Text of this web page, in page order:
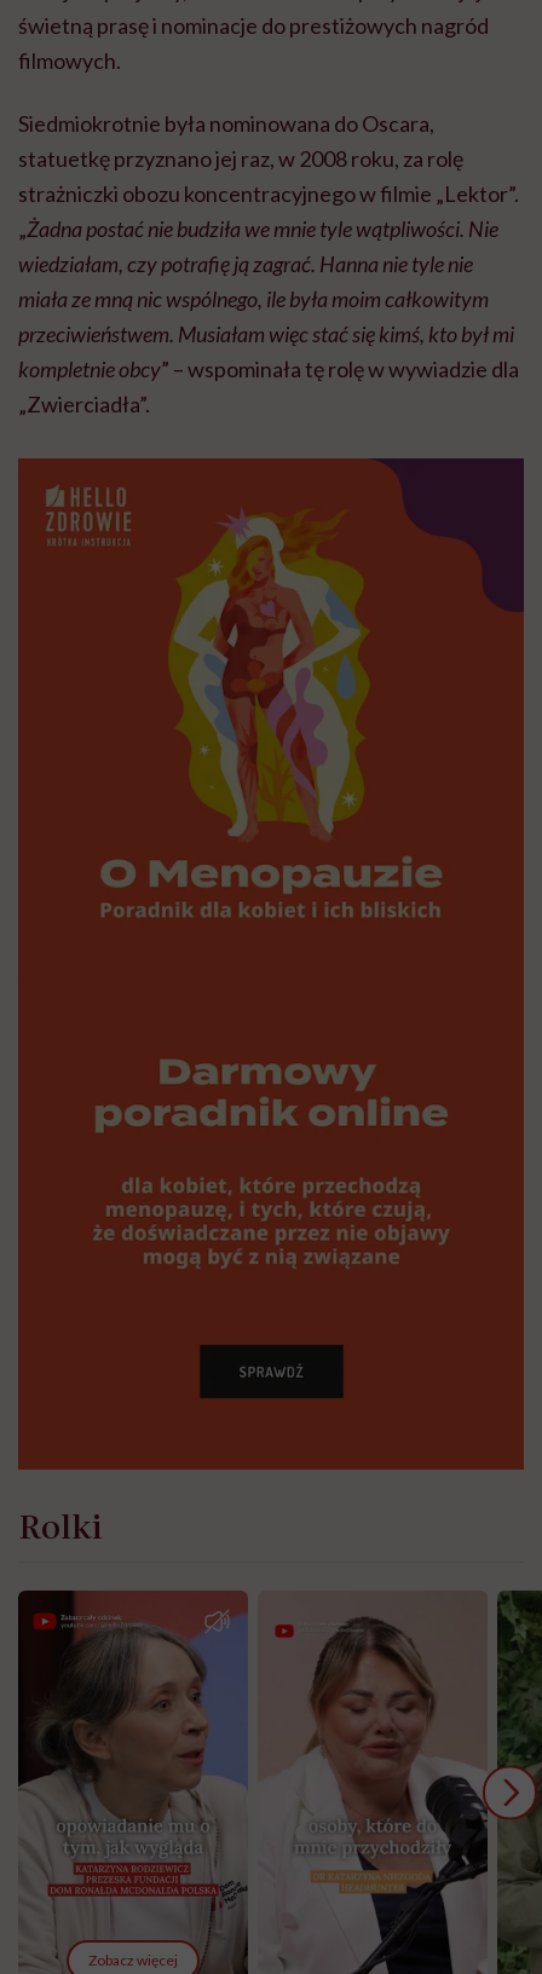
świetną prasę i nominacje do prestiżowych nagród
filmowych.
Siedmiokrotnie była nominowana do Oscara,
statuetkę przyznano jej raz, w 2008 roku, za rolę
strażniczki obozu koncentracyjnego w filmie „Lektor”.
„Żadna postać nie budziła we mnie tyle wątpliwości. Nie
wiedziałam, czy potrafię ją zagrać. Hanna nie tyle nie
miała ze mną nic wspólnego, ile była moim całkowitym
przeciwieństwem. Musiałam więc stać się kimś, kto był mi
kompletnie obcy” – wspominała tę rolę w wywiadzie dla
„Zwierciadła”.
Rolki
Zobacz więcej